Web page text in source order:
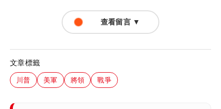
查看留言 ▼
文章標籤
川普 美軍 將領 戰爭